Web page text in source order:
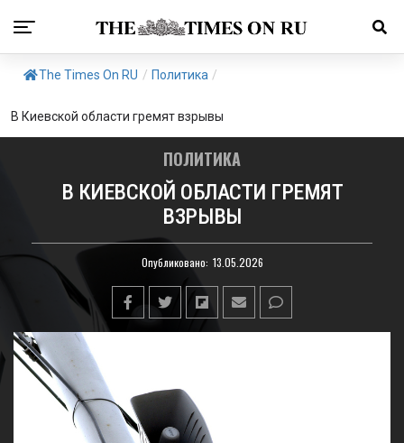
The Times On RU / Политика /
В Киевской области гремят взрывы
ПОЛИТИКА
В КИЕВСКОЙ ОБЛАСТИ ГРЕМЯТ
ВЗРЫВЫ
Опубликовано: 13.05.2026